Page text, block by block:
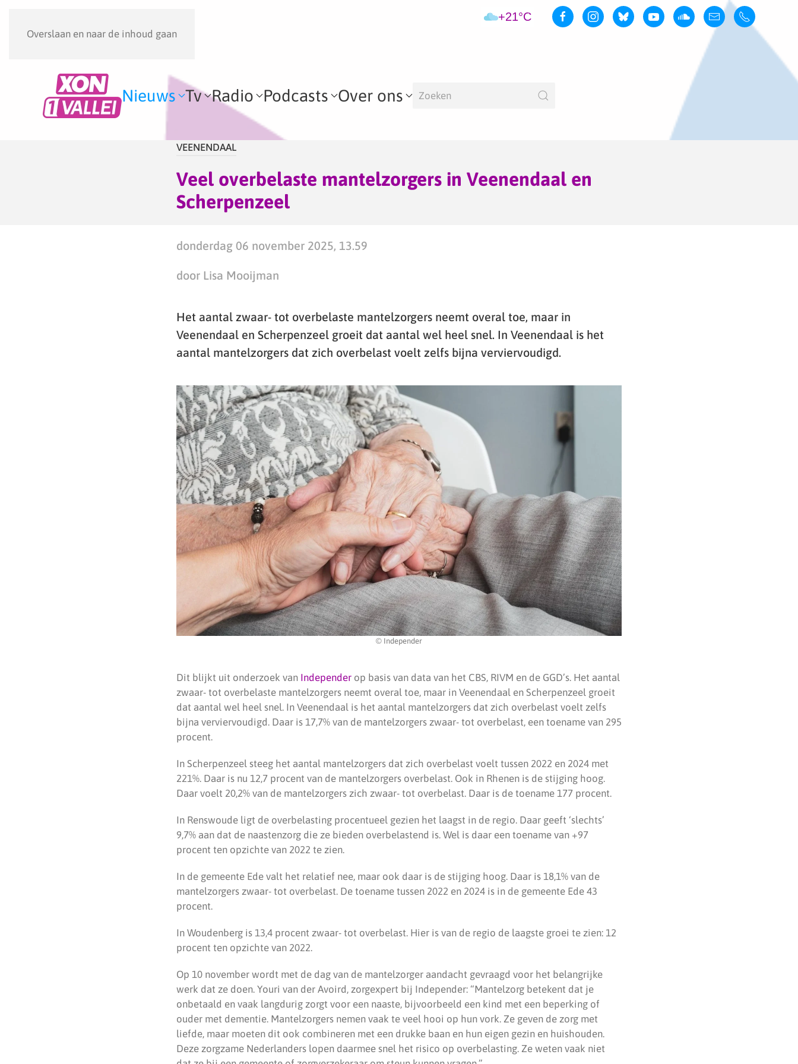
Overslaan en naar de inhoud gaan
+21°C
Nieuws Tv Radio Podcasts Over ons
VEENENDAAL
Veel overbelaste mantelzorgers in Veenendaal en
Scherpenzeel
donderdag 06 november 2025, 13.59
door Lisa Mooijman
Het aantal zwaar- tot overbelaste mantelzorgers neemt overal toe, maar in
Veenendaal en Scherpenzeel groeit dat aantal wel heel snel. In Veenendaal is het
aantal mantelzorgers dat zich overbelast voelt zelfs bijna verviervoudigd.
© Independer
Dit blijkt uit onderzoek van Independer op basis van data van het CBS, RIVM en de GGD’s. Het aantal
zwaar- tot overbelaste mantelzorgers neemt overal toe, maar in Veenendaal en Scherpenzeel groeit
dat aantal wel heel snel. In Veenendaal is het aantal mantelzorgers dat zich overbelast voelt zelfs
bijna verviervoudigd. Daar is 17,7% van de mantelzorgers zwaar- tot overbelast, een toename van 295
procent.
In Scherpenzeel steeg het aantal mantelzorgers dat zich overbelast voelt tussen 2022 en 2024 met
221%. Daar is nu 12,7 procent van de mantelzorgers overbelast. Ook in Rhenen is de stijging hoog.
Daar voelt 20,2% van de mantelzorgers zich zwaar- tot overbelast. Daar is de toename 177 procent.
In Renswoude ligt de overbelasting procentueel gezien het laagst in de regio. Daar geeft ‘slechts’
9,7% aan dat de naastenzorg die ze bieden overbelastend is. Wel is daar een toename van +97
procent ten opzichte van 2022 te zien.
In de gemeente Ede valt het relatief nee, maar ook daar is de stijging hoog. Daar is 18,1% van de
mantelzorgers zwaar- tot overbelast. De toename tussen 2022 en 2024 is in de gemeente Ede 43
procent.
In Woudenberg is 13,4 procent zwaar- tot overbelast. Hier is van de regio de laagste groei te zien: 12
procent ten opzichte van 2022.
Op 10 november wordt met de dag van de mantelzorger aandacht gevraagd voor het belangrijke
werk dat ze doen. Youri van der Avoird, zorgexpert bij Independer: “Mantelzorg betekent dat je
onbetaald en vaak langdurig zorgt voor een naaste, bijvoorbeeld een kind met een beperking of
ouder met dementie. Mantelzorgers nemen vaak te veel hooi op hun vork. Ze geven de zorg met
liefde, maar moeten dit ook combineren met een drukke baan en hun eigen gezin en huishouden.
Deze zorgzame Nederlanders lopen daarmee snel het risico op overbelasting. Ze weten vaak niet